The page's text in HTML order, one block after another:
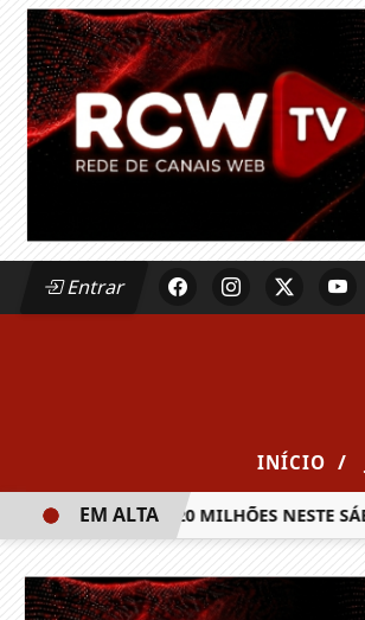
Entrar
INÍCIO /
DE R$ 20 MILHÕES NESTE SÁBADO
EM ALTA